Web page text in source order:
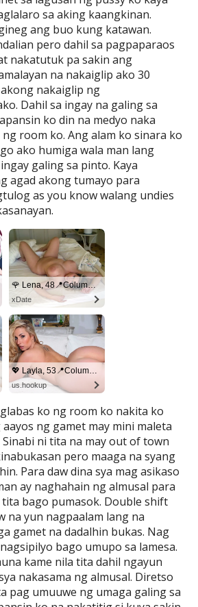
sa aking kaangkinan.
ang buo kung katawan.
pero dahil sa pagpaparaos
nakatutuk pa sakin ang
na nakaiglip ako 30
nakaiglip ng
Dahil sa ingay na galing sa
ko din na medyo naka
room ko. Ang alam ko sinara ko
ako humiga wala man lang
galing sa pinto. Kaya
agad akong tumayo para
as you know walang undies
ko ng room ko nakita ko
ng gamet may mini maleta
Sinabi ni tita na may out of town
pero maaga na syang
Para daw dina sya mag asikaso
ay naghahain ng almusal para
bago pumasok. Double shift
na yun nagpaalam lang na
gamet na dadalhin bukas. Nag
bago umupo sa lamesa.
kame nila tita dahil ngayun
nakasama ng almusal. Diretso
pag umuuwe ng umaga galing sa